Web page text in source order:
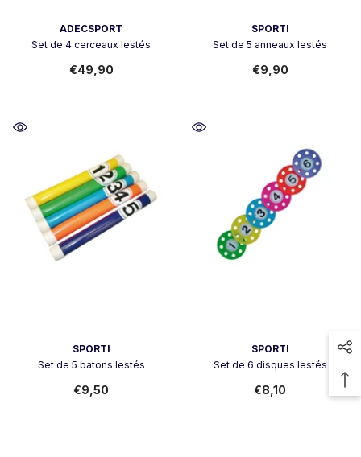
ADECSPORT
Set de 4 cerceaux lestés
€49,90
SPORTI
Set de 5 anneaux lestés
€9,90
SPORTI
Set de 5 batons lestés
€9,50
SPORTI
Set de 6 disques lestés
€8,10